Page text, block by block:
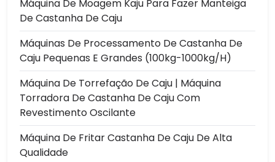
Máquina De Moagem Kaju Para Fazer Manteiga
De Castanha De Caju
Máquinas De Processamento De Castanha De
Caju Pequenas E Grandes (100kg-1000kg/h)
Máquina De Torrefação De Caju | Máquina
Torradora De Castanha De Caju Com
Revestimento Oscilante
Máquina De Fritar Castanha De Caju De Alta
Qualidade